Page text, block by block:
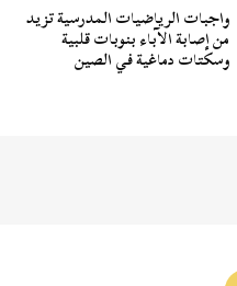
واجبات الرياضيات المدرسية تزيد
من إصابة الآباء بنوبات قلبية
وسكتات دماغية في الصين